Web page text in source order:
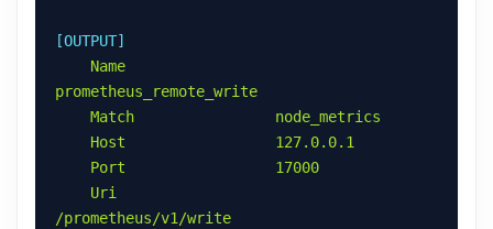
[OUTPUT]
Name
prometheus_remote_write
Match                node_metrics
Host                 127.0.0.1
Port                 17000
Uri
/prometheus/v1/write